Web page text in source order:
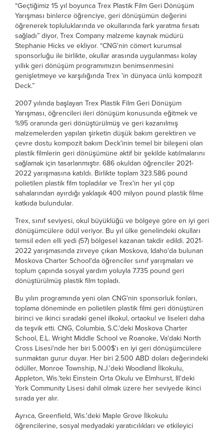
“Geçtiğimiz 15 yıl boyunca Trex Plastik Film Geri Dönüşüm
Yarışması binlerce öğrenciye, geri dönüşümün değerini
öğrenerek topluluklarında ve okullarında fark yaratma fırsatı
sağladı” diyor, Trex Company malzeme kaynak müdürü
Stephanie Hicks ve ekliyor. “CNG'nin cömert kurumsal
sponsorluğu ile birlikte, okullar arasında uygulanması kolay
yıllık geri dönüşüm programımızın benimsenmesini
genişletmeye ve karşılığında Trex 'in dünyaca ünlü kompozit
Deck.”
2007 yılında başlayan Trex Plastik Film Geri Dönüşüm
Yarışması, öğrencileri ileri dönüşüm konusunda eğitmek ve
%95 oranında geri dönüştürülmüş ve geri kazanılmış
malzemelerden yapılan şirketin düşük bakım gerektiren ve
çevre dostu kompozit bakım Deck'inin temel bir bileşeni olan
plastik filmlerin geri dönüşümüne aktif bir şekilde katılmalarını
sağlamak için tasarlanmıştır. 686 okuldan öğrenciler 2021-
2022 yarışmasına katıldı. Birlikte toplam 323.586 pound
polietilen plastik film topladılar ve Trex'in her yıl çöp
sahalarından ayırdığı yaklaşık 400 milyon pound plastik filme
katkıda bulundular.
Trex, sınıf seviyesi, okul büyüklüğü ve bölgeye göre en iyi geri
dönüşümcülere ödül veriyor. Bu yıl ülke genelindeki okulları
temsil eden elli yedi (57) bölgesel kazanan takdir edildi. 2021-
2022 yarışmasında zirveye çıkan Moskova, Idaho'da bulunan
Moskova Charter School'da öğrenciler sınıf yarışmaları ve
toplum çapında sosyal yardım yoluyla 7.735 pound geri
dönüştürülmüş plastik film topladı.
Bu yılın programında yeni olan CNG'nin sponsorluk fonları,
toplama döneminde en polietilen plastik filmi geri dönüştüren
birinci ve ikinci sıradaki genel ilkokul, ortaokul ve liseleri daha
da teşvik etti. CNG, Columbia, S.C.'deki Moskova Charter
School, E.L. Wright Middle School ve Roanoke, Va'daki North
Cross Lisesi'nde her biri 5.000$'ı en iyi geri dönüşümcülere
sunmaktan gurur duyar. Her biri 2.500 ABD doları değerindeki
ödüller, Monroe Township, N.J.'deki Woodland İlkokulu,
Appleton, Wis.'teki Einstein Orta Okulu ve Elmhurst, Ill'deki
York Community Lisesi dahil olmak üzere her seviyede ikinci
sırada yer alır.
Ayrıca, Greenfield, Wis.'deki Maple Grove İlkokulu
öğrencilerine, sosyal medyadaki yaratıcılıkları ve etkileyici